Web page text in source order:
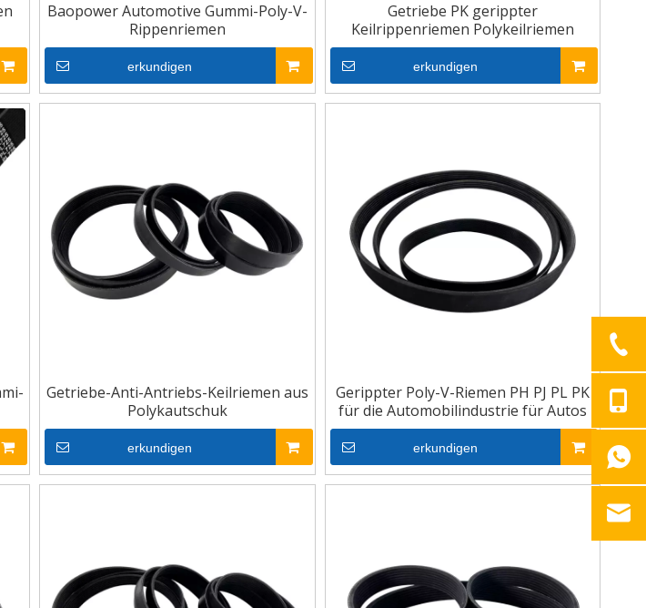
Baopower Automotive Gummi-Poly-V-
Rippenriemen
erkundigen
Getriebe PK gerippter
Keilrippenriemen Polykeilriemen
erkundigen
Getriebe-Anti-Antriebs-Keilriemen aus
Polykautschuk
erkundigen
Gerippter Poly-V-Riemen PH PJ PL PK
für die Automobilindustrie für Autos
erkundigen